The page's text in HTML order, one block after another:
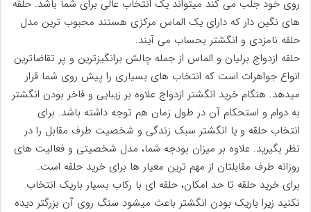
روی خود جلب می کند میتواند یک انتخاب عالی برای شما باشد. حلقه
های نگین دار که دارای یک الماس مرکزی هستند محبوب ترین مدل
حلقه نامزدی و انگشتر بحساب می آیند.
حلقه ازدواج برلیان و الماس از جمله چالش برانگیزترین و پر تقاضاترین
انواع جواهرات است که انتخاب های بسیاری را پیش روی شما قرار
میدهد. هنگام خرید انگشتر ازدواج علاوه بر زیبایی و فاخر بودن انگشتر
به دوام و استحکام آن در طول زمان هم توجه داشته باشد. برای
انتخاب حلقه و یا انگشتر سبک زندگی و شخصیت طرف مقابل را در
نظر بگیرید. علاوه بر میزان بودجه شما، مدل شخصیتی و فعالیت های
روزانه طرف مقابلتان از مهم ترین معیار ها برای خرید حلقه است.
برای خرید حلقه تا حد امکان، حلقه ای با رکاب بسیار باریک انتخاب
نکنید زیرا باریک بودن انگشتر باعث میشود سنگ روی آن بزرگتر دیده